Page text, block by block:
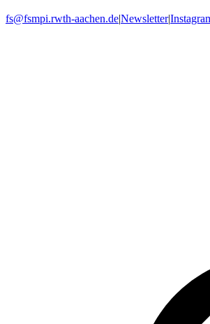
fs@fsmpi.rwth-aachen.de|Newsletter|